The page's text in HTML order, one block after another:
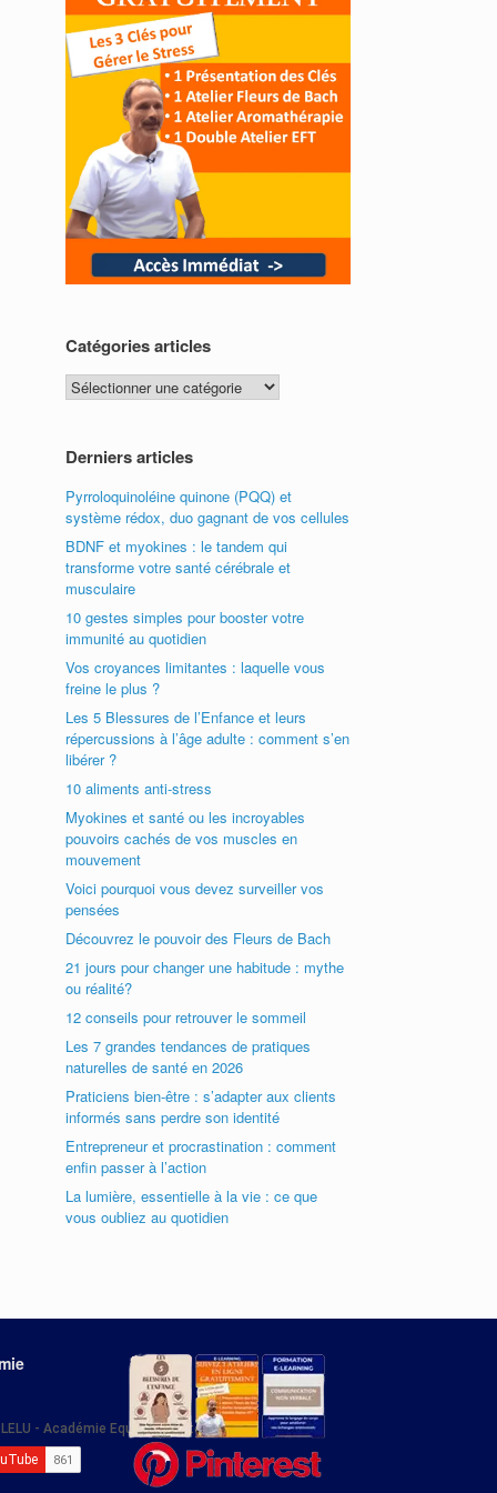
Catégories articles
Catégories
articles
Derniers articles
Pyrroloquinoléine quinone (PQQ) et
système rédox, duo gagnant de vos cellules
BDNF et myokines : le tandem qui
transforme votre santé cérébrale et
musculaire
10 gestes simples pour booster votre
immunité au quotidien
Vos croyances limitantes : laquelle vous
freine le plus ?
Les 5 Blessures de l’Enfance et leurs
répercussions à l’âge adulte : comment s’en
libérer ?
10 aliments anti-stress
Myokines et santé ou les incroyables
pouvoirs cachés de vos muscles en
mouvement
Voici pourquoi vous devez surveiller vos
pensées
Découvrez le pouvoir des Fleurs de Bach
21 jours pour changer une habitude : mythe
ou réalité?
12 conseils pour retrouver le sommeil
Les 7 grandes tendances de pratiques
naturelles de santé en 2026
Praticiens bien-être : s’adapter aux clients
informés sans perdre son identité
Entrepreneur et procrastination : comment
enfin passer à l’action
La lumière, essentielle à la vie : ce que
vous oubliez au quotidien